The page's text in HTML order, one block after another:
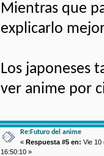
Mientras que
explicarlo
Los japoneses
ver anime por
Re:Futuro del anime
«Respuesta #5 en: Vie 10
16:50:10 »